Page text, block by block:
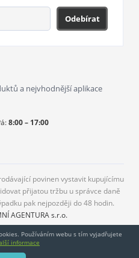
Odebírat
a nejvhodnější aplikace
8:00 – 17:00
povinen vystavit kupujícímu
přijatou tržbu u správce daně
pak nejpozději do 48 hodin.
AGENTURA s.r.o.
Používáním webu s tím vyjadřujete
informace